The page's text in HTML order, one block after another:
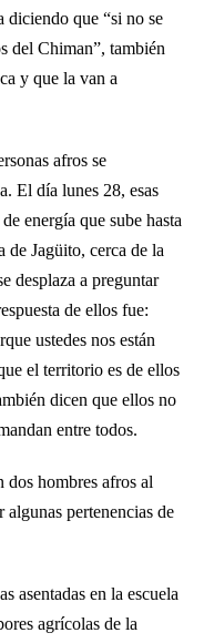
diciendo que “si no se
del Chiman”, también
y que la van a
afros se
El día lunes 28, esas
energía que sube hasta
de Jagüito, cerca de la
desplaza a preguntar
de ellos fue:
ustedes nos están
el territorio es de ellos
dicen que ellos no
entre todos.
dos hombres afros al
algunas pertenencias de
asentadas en la escuela
agrícolas de la